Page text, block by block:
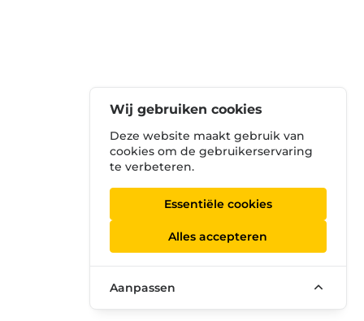
Wij gebruiken cookies
Deze website maakt gebruik van
cookies om de gebruikerservaring
te verbeteren.
Essentiële cookies
Alles accepteren
Aanpassen